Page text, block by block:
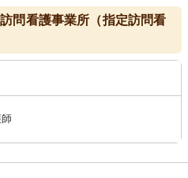
問看護事業所（指定訪問看